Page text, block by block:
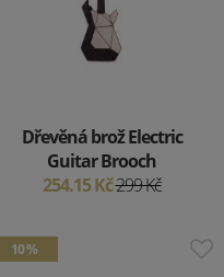
Dřevěná brož Electric
Guitar Brooch
254.15 Kč299 Kč
10 %